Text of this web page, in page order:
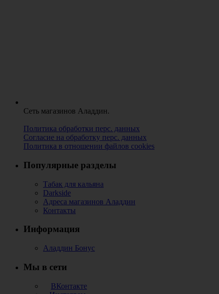
Сеть магазинов Аладдин.
Политика обработки перс. данных
Согласие на обработку перс. данных
Политика в отношении файлов cookies
Популярные разделы
Табак для кальяна
Darkside
Адреса магазинов Аладдин
Контакты
Информация
Аладдин Бонус
Мы в сети
ВКонтакте